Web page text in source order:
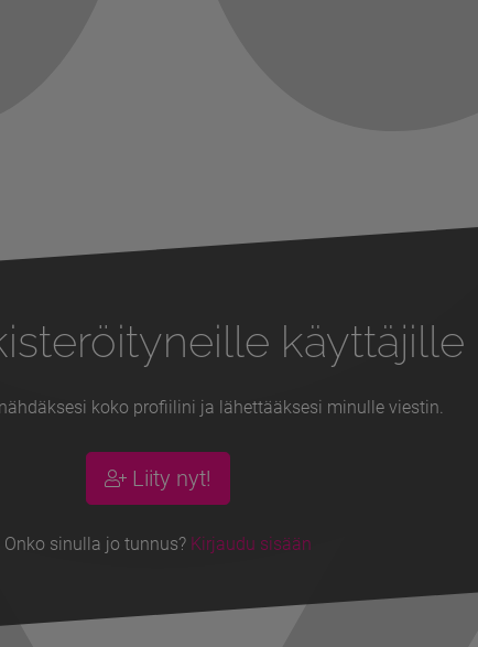
käyttäjille
koko profiilini ja lähettääksesi minulle viestin.
Liity nyt!
Onko sinulla jo tunnus? Kirjaudu sisään